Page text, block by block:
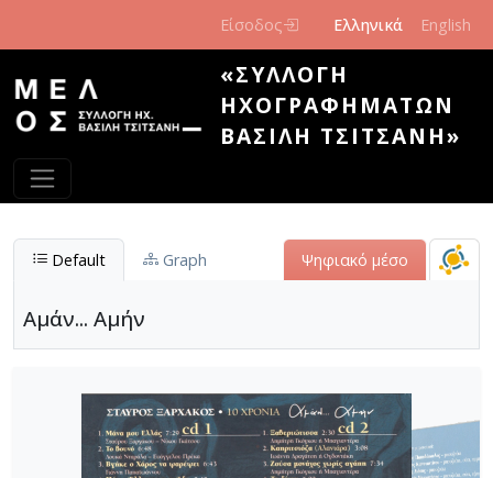
Είσοδος Ελληνικά English
«ΣΥΛΛΟΓΉ
ΗΧΟΓΡΑΦΗΜΆΤΩΝ
ΒΑΣΊΛΗ ΤΣΙΤΣΆΝΗ»
Default Graph Ψηφιακό μέσο
Αμάν... Αμήν